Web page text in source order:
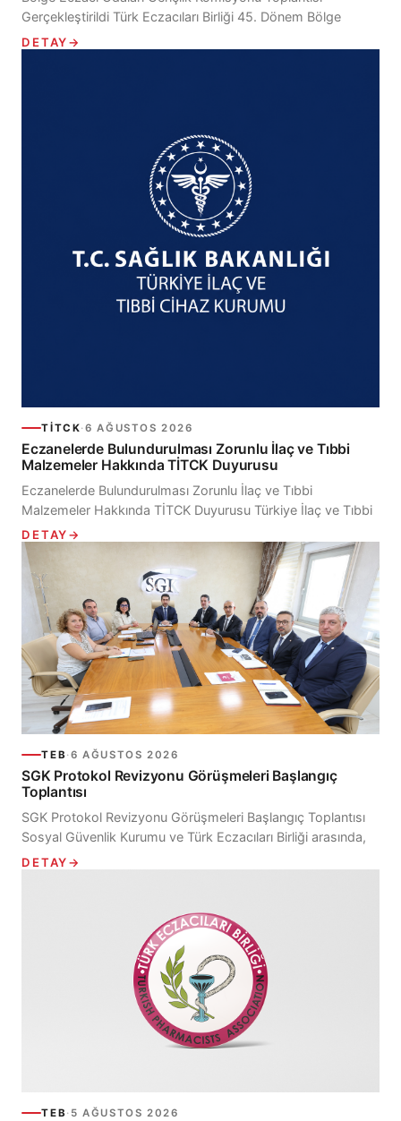
Gerçekleştirildi Türk Eczacıları Birliği 45. Dönem Bölge
Eczacı Odaları Gençlik Komisyonu’nun ilk toplantısı, Ecz.
DETAY→
TİTCK·6 AĞUSTOS 2026
Eczanelerde Bulundurulması Zorunlu İlaç ve Tıbbi
Malzemeler Hakkında TİTCK Duyurusu
Eczanelerde Bulundurulması Zorunlu İlaç ve Tıbbi
Malzemeler Hakkında TİTCK Duyurusu Türkiye İlaç ve Tıbbi
Cihaz Kurumu Eczaneler Dairesi Başkanlığı tarafından
yayımlanan...
DETAY→
TEB·6 AĞUSTOS 2026
SGK Protokol Revizyonu Görüşmeleri Başlangıç
Toplantısı
SGK Protokol Revizyonu Görüşmeleri Başlangıç Toplantısı
Sosyal Güvenlik Kurumu ve Türk Eczacıları Birliği arasında,
Sosyal Güvenlik Kurumu Kapsamındaki Kişilerin Türk
DETAY→
TEB· 5 AĞUSTOS 2026